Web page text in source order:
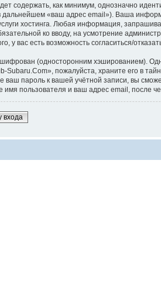
содержать, как минимум, однозначно
дальнейшем «ваш адрес email»). Ваша
хостинга. Любая информация,
ко вводу, на усмотрение
у вас есть возможность согласиться/
(односторонним хэшированием).
Subaru.Com», пожалуйста, храните его в
ваш пароль к вашей учётной записи, вы
имя пользователя и ваш адрес email, после
входа